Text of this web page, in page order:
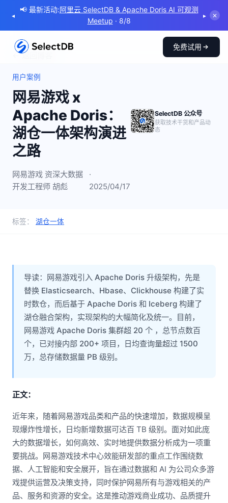
◂
📢 最新活动:Doris Summit 2026 | Powering Real-Time
Intelligent for the Agentic Era
▸ ✕
免费试用
← 返回博客
用户案例
网易游戏 x
Apache Doris：
湖仓一体架构演进
之路
网易游戏 资深大数据
开发工程师 胡彪
·
2025/04/17
SelectDB 公众号
获取技术干货和产品动
态
标签： 湖仓一体
导读：网易游戏引入 Apache Doris 升级架构，先是
替换 Elasticsearch、Hbase、Clickhouse 构建了实
时数仓，而后基于 Apache Doris 和 Iceberg 构建了
湖仓融合架构，实现架构的大幅简化及统一。目前，
网易游戏 Apache Doris 集群超 20 个 ，总节点数百
个，已对接内部 200+ 项目，日均查询量超过 1500
万，总存储数据量 PB 级别。
正文：
近年来，随着网易游戏品类和产品的快速增加，数据规模呈
现爆炸性增长，日均新增数据可达百 TB 级别。面对如此庞
大的数据增长，如何高效、实时地提供数据分析成为一项重
要挑战。网易游戏技术中心效能研发部的重点工作围绕数
据、人工智能和安全展开，旨在通过数据和 AI 为公司众多游
戏提供运营及决策支持，同时保护网易所有与游戏相关的产
品、服务和资源的安全。这是推动游戏商业成功、品质提升